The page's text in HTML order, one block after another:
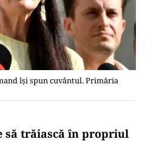
își spun cuvântul. Primăria
să trăiască în propriul